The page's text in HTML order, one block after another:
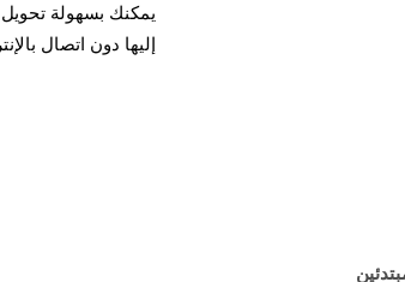
إليها دون اتصال